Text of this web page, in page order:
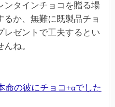
ンタインチョコを贈る場
か、無難に既製品チョ
レゼントで工夫するとい
ね。
命の彼にチョコ+αでした